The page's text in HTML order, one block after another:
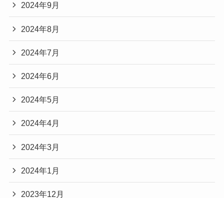
2024年9月
2024年8月
2024年7月
2024年6月
2024年5月
2024年4月
2024年3月
2024年1月
2023年12月